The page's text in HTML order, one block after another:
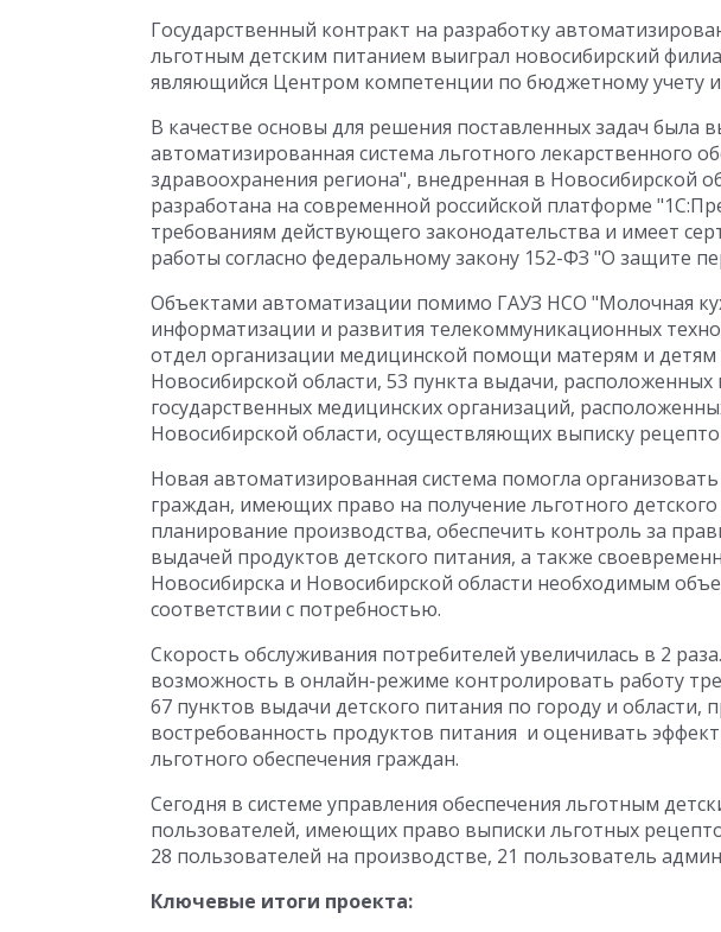
Государственный контракт на разработку
льготным детским питанием выиграл новосибирский
являющийся Центром компетенции по бюджетному учету
В качестве основы для решения поставленных задач была
автоматизированная система льготного лекарственного
здравоохранения региона", внедренная в Новосибирской
разработана на современной российской платформе
требованиям действующего законодательства и имеет
работы согласно федеральному закону 152-ФЗ "О защите
Объектами автоматизации помимо ГАУЗ НСО "Молочная
информатизации и развития телекоммуникационных
отдел организации медицинской помощи матерям и
Новосибирской области, 53 пункта выдачи, расположенных
государственных медицинских организаций,
Новосибирской области, осуществляющих выписку
Новая автоматизированная система помогла
граждан, имеющих право на получение льготного
планирование производства, обеспечить контроль за
выдачей продуктов детского питания, а также
Новосибирска и Новосибирской области необходимым
соответствии с потребностью.
Скорость обслуживания потребителей увеличилась в 2
возможность в онлайн-режиме контролировать работу
67 пунктов выдачи детского питания по городу и области,
востребованность продуктов питания и оценивать
льготного обеспечения граждан.
Сегодня в системе управления обеспечения льготным
пользователей, имеющих право выписки льготных
28 пользователей на производстве, 21 пользователь
Ключевые итоги проекта: